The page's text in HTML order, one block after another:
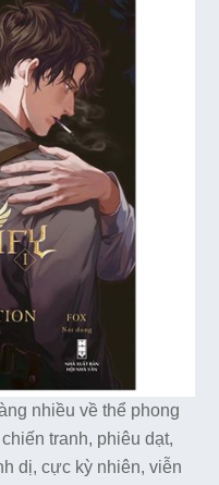
nhiều về thể phong
tranh, phiêu dạt,
dị, cực kỳ nhiên, viễn